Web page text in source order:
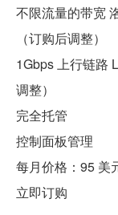
不限流量的带宽
（订购后调整）
1Gbps 上行链路
调整）
完全托管
控制面板管理
每月价格：95 美
立即订购